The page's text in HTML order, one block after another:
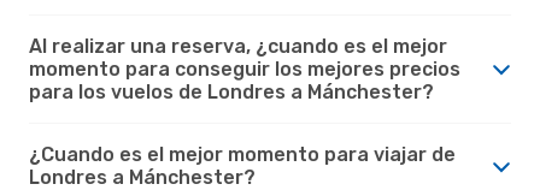
Al realizar una reserva, ¿cuando es el mejor
momento para conseguir los mejores precios
para los vuelos de Londres a Mánchester?
¿Cuando es el mejor momento para viajar de
Londres a Mánchester?